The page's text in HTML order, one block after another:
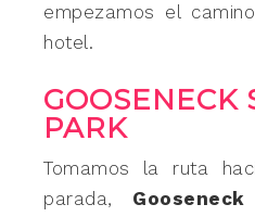
empezamos el
hotel.
GOOSENECK
PARK
Tomamos la ruta
parada,